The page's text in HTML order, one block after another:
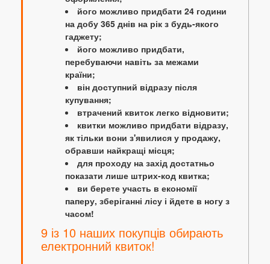
його можливо придбати 24 години
на добу 365 днів на рік з будь-якого
гаджету;
його можливо придбати,
перебуваючи навіть за межами
країни;
він доступний відразу після
купування;
втрачений квиток легко відновити;
квитки можливо придбати відразу,
як тільки вони з'явилися у продажу,
обравши найкращі місця;
для проходу на захід достатньо
показати лише штрих-код квитка;
ви берете участь в економії
паперу, зберіганні лісу і йдете в ногу з
часом!
9 із 10 наших покупців обирають
електронний квиток!